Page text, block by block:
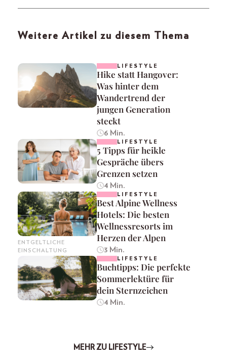
Weitere Artikel zu diesem Thema
LIFESTYLE
Hike statt Hangover:
Was hinter dem
Wandertrend der
jungen Generation
steckt
6 Min.
LIFESTYLE
5 Tipps für heikle
Gespräche übers
Grenzen setzen
4 Min.
ENTGELTLICHE
EINSCHALTUNG
LIFESTYLE
Best Alpine Wellness
Hotels: Die besten
Wellnessresorts im
Herzen der Alpen
3 Min.
LIFESTYLE
Buchtipps: Die perfekte
Sommerlektüre für
dein Sternzeichen
4 Min.
MEHR ZU LIFESTYLE